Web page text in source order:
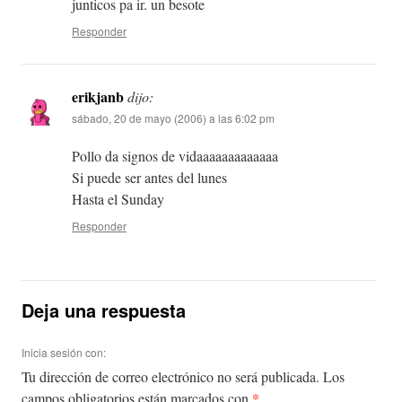
junticos pa ir. un besote
Responder
erikjanbdijo:
sábado, 20 de mayo (2006) a las 6:02 pm
Pollo da signos de vidaaaaaaaaaaaaa
Si puede ser antes del lunes
Hasta el Sunday
Responder
Deja una respuesta
Inicia sesión con:
Tu dirección de correo electrónico no será publicada. Los
campos obligatorios están marcados con